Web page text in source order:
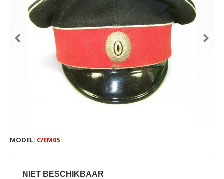
MODEL: C/EM05
NIET BESCHIKBAAR